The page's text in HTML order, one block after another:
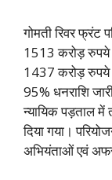
गोमती रिवर फ्रंट
1513 करोड़ रुपये
1437 करोड़
95% धनराशि
न्यायिक पड़ताल में
दिया गया।
अभियंताओं एवं